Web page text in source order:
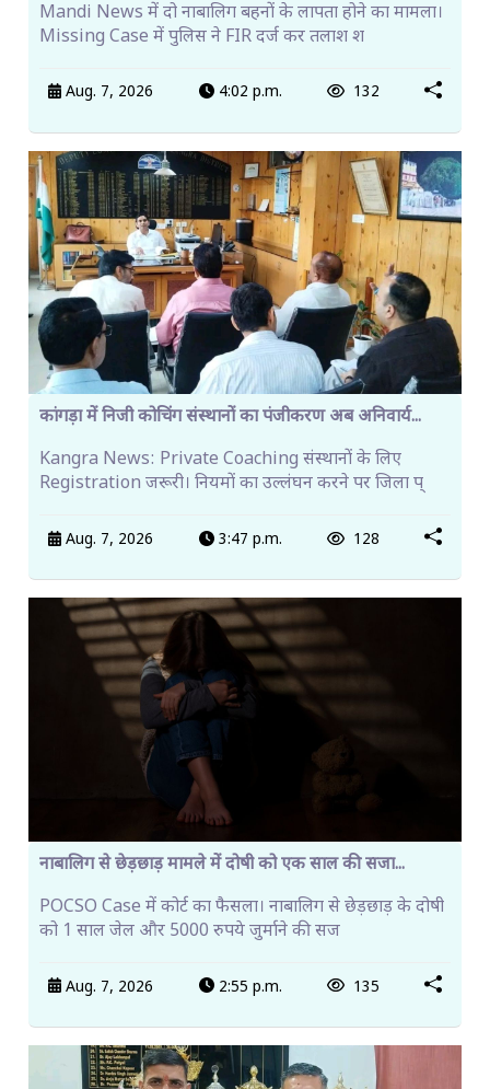
Mandi News में दो नाबालिग बहनों के लापता होने का मामला।
Missing Case में पुलिस ने FIR दर्ज कर तलाश श
Aug. 7, 2026 4:02 p.m. 132
कांगड़ा में निजी कोचिंग संस्थानों का पंजीकरण अब अनिवार्य...
Kangra News: Private Coaching संस्थानों के लिए
Registration जरूरी। नियमों का उल्लंघन करने पर जिला प्
Aug. 7, 2026 3:47 p.m. 128
नाबालिग से छेड़छाड़ मामले में दोषी को एक साल की सजा...
POCSO Case में कोर्ट का फैसला। नाबालिग से छेड़छाड़ के दोषी
को 1 साल जेल और 5000 रुपये जुर्माने की सज
Aug. 7, 2026 2:55 p.m. 135